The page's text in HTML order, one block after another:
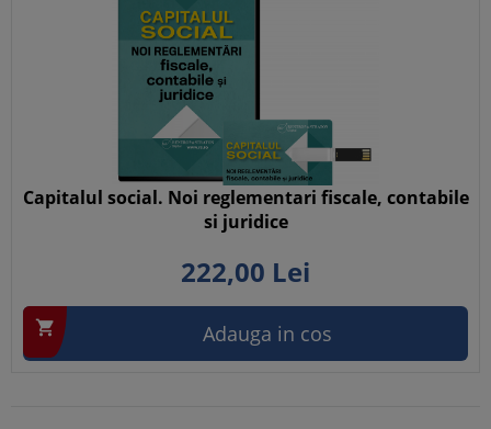
Capitalul social. Noi reglementari fiscale, contabile
si juridice
222,00 Lei
 Adauga in cos